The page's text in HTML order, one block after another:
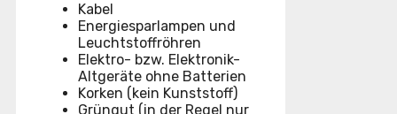
Kabel
Energiesparlampen und
Leuchtstoffröhren
Elektro- bzw. Elektronik-
Altgeräte ohne Batterien
Korken (kein Kunststoff)
Grüngut (in der Regel nur